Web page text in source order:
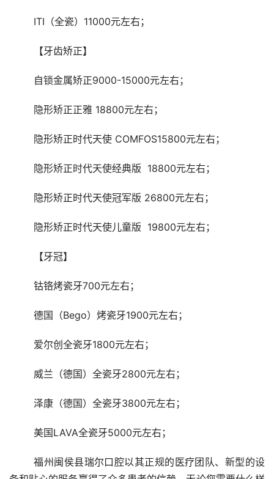
	ITI（全瓷）11000元左右；
	【牙齿矫正】
	自锁金属矫正9000-15000元左右；
	隐形矫正正雅 18800元左右；
	隐形矫正时代天使 COMFOS15800元左右；
	隐形矫正时代天使经典版  18800元左右；
	隐形矫正时代天使冠军版 26800元左右；
	隐形矫正时代天使儿童版  19800元左右；
	【牙冠】
	钴铬烤瓷牙700元左右；
	德国（Bego）烤瓷牙1900元左右；
	爱尔创全瓷牙1800元左右；
	威兰（德国）全瓷牙2800元左右；
	泽康（德国）全瓷牙3800元左右；
	美国LAVA全瓷牙5000元左右；
	福州闽侯县瑞尔口腔以其正规的医疗团队、新型的设